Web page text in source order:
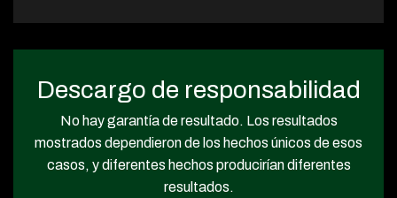
Descargo de responsabilidad
No hay garantía de resultado. Los resultados
mostrados dependieron de los hechos únicos de esos
casos, y diferentes hechos producirían diferentes
resultados.